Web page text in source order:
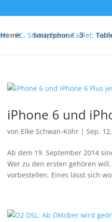
Home Smartphone
iPhone 6 und
von Elke Schwan-Köhr | Sep.
Ab dem 19. September 2014
Wer zu den ersten gehören
vorbestellen. Eines lässt sich